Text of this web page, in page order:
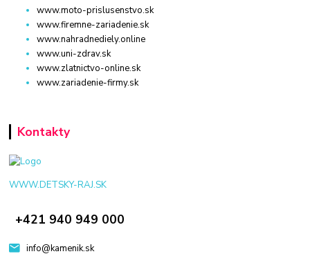
www.moto-prislusenstvo.sk
www.firemne-zariadenie.sk
www.nahradnediely.online
www.uni-zdrav.sk
www.zlatnictvo-online.sk
www.zariadenie-firmy.sk
Kontakty
WWW.DETSKY-RAJ.SK
+421 940 949 000
info@kamenik.sk